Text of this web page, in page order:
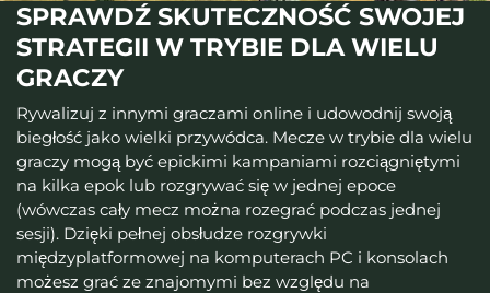
SPRAWDŹ SKUTECZNOŚĆ SWOJEJ
STRATEGII W TRYBIE DLA WIELU
GRACZY
Rywalizuj z innymi graczami online i udowodnij swoją
biegłość jako wielki przywódca. Mecze w trybie dla wielu
graczy mogą być epickimi kampaniami rozciągniętymi
na kilka epok lub rozgrywać się w jednej epoce
(wówczas cały mecz można rozegrać podczas jednej
sesji). Dzięki pełnej obsłudze rozgrywki
międzyplatformowej na komputerach PC i konsolach
możesz grać ze znajomymi bez względu na